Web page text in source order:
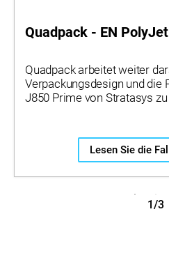
Quadpack - EN
Quadpack arbeitet weiter
Verpackungsdesign und die
J850 Prime von Stratasys
Lesen Sie die
1/3